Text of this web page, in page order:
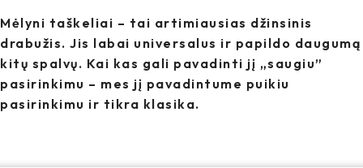
Mėlyni taškeliai – tai artimiausias džinsinis
drabužis. Jis labai universalus ir papildo daugumą
kitų spalvų. Kai kas gali pavadinti jį „saugiu”
pasirinkimu – mes jį pavadintume puikiu
pasirinkimu ir tikra klasika.